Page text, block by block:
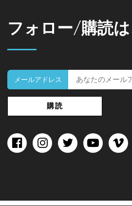
フォロー/購読
メールアドレス